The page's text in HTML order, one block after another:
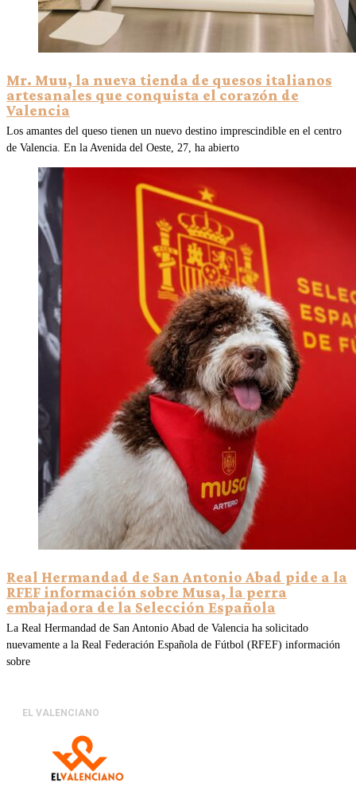
Mr. Muu, la nueva tienda de quesos italianos
artesanales que conquista el corazón de
Valencia
Los amantes del queso tienen un nuevo destino imprescindible en el centro
de Valencia. En la Avenida del Oeste, 27, ha abierto
Real Hermandad de San Antonio Abad pide a la
RFEF información sobre Musa, la perra
embajadora de la Selección Española
La Real Hermandad de San Antonio Abad de Valencia ha solicitado
nuevamente a la Real Federación Española de Fútbol (RFEF) información
sobre
EL VALENCIANO